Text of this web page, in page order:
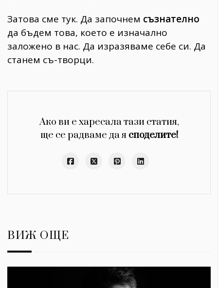
Затова сме тук. Да започнем съзнателно
да бъдем това, което е изначално
заложено в нас. Да изразяваме себе си. Да
станем съ-творци.
Ако ви е харесала тази статия,
ще се радваме да я споделите!
ВИЖ ОЩЕ